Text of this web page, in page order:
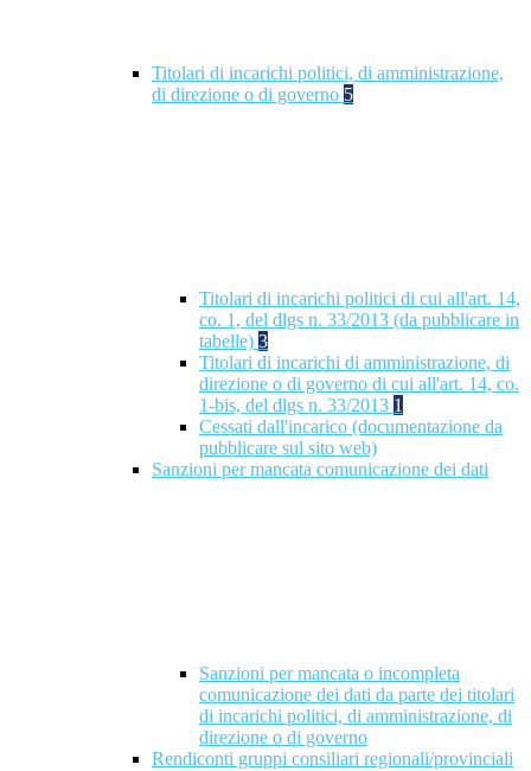
Titolari di incarichi politici, di amministrazione,
di direzione o di governo 5
Titolari di incarichi politici di cui all'art. 14,
co. 1, del dlgs n. 33/2013 (da pubblicare in
tabelle) 3
Titolari di incarichi di amministrazione, di
direzione o di governo di cui all'art. 14, co.
1-bis, del dlgs n. 33/2013 1
Cessati dall'incarico (documentazione da
pubblicare sul sito web)
Sanzioni per mancata comunicazione dei dati
Sanzioni per mancata o incompleta
comunicazione dei dati da parte dei titolari
di incarichi politici, di amministrazione, di
direzione o di governo
Rendiconti gruppi consiliari regionali/provinciali